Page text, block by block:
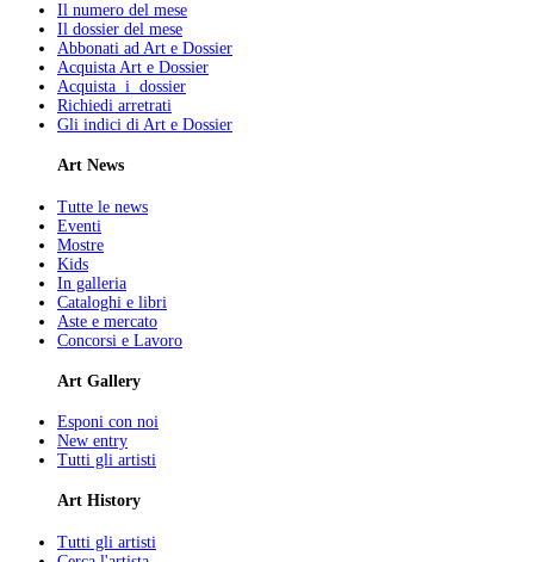
Il numero del mese
Il dossier del mese
Abbonati ad Art e Dossier
Acquista Art e Dossier
Acquista i dossier
Richiedi arretrati
Gli indici di Art e Dossier
Art News
Tutte le news
Eventi
Mostre
Kids
In galleria
Cataloghi e libri
Aste e mercato
Concorsi e Lavoro
Art Gallery
Esponi con noi
New entry
Tutti gli artisti
Art History
Tutti gli artisti